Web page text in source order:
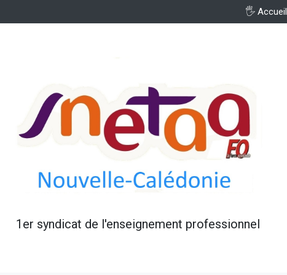
🖐️ Accueil
1er syndicat de l'enseignement professionnel